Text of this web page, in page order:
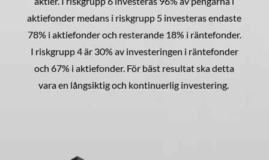
aktiefonder medans i riskgrupp 5 investeras endaste
78% i aktiefonder och resterande 18% i räntefonder.
I riskgrupp 4 är 30% av investeringen i räntefonder
och 67% i aktiefonder. För bäst resultat ska detta
vara en långsiktig och kontinuerlig investering.